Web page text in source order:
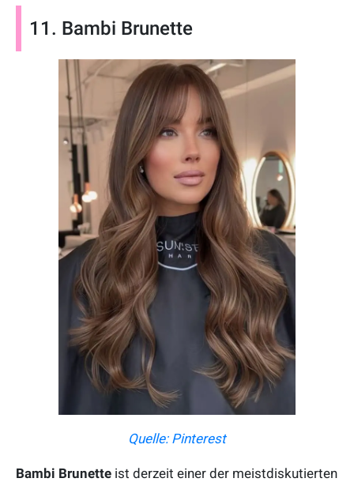
11. Bambi Brunette
Quelle: Pinterest
Bambi Brunette ist derzeit einer der meistdiskutierten